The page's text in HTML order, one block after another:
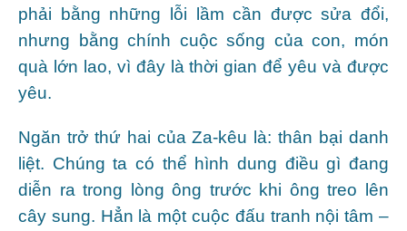
phải bằng những lỗi lầm cần được sửa đổi,
nhưng bằng chính cuộc sống của con, món
quà lớn lao, vì đây là thời gian để yêu và được
yêu.
Ngăn trở thứ hai của Za-kêu là: thân bại danh
liệt. Chúng ta có thể hình dung điều gì đang
diễn ra trong lòng ông trước khi ông treo lên
cây sung. Hẳn là một cuộc đấu tranh nội tâm –